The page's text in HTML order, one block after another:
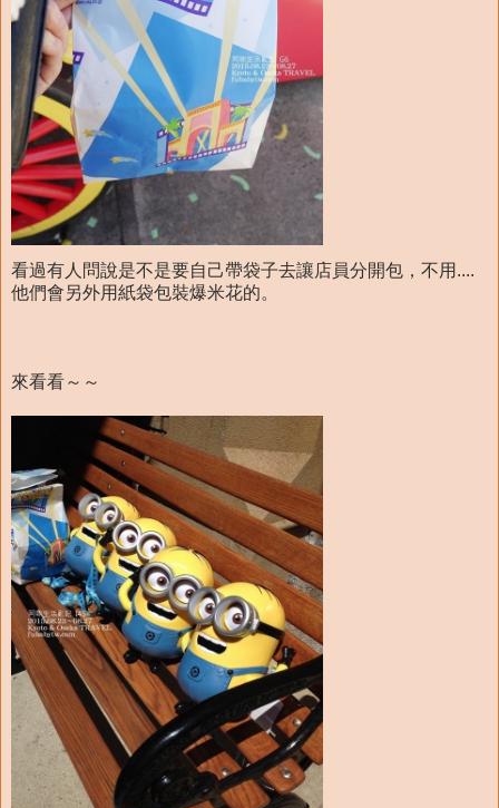
看過有人問說是不是要自己帶袋子去讓店員分開包，不用....
他們會另外用紙袋包裝爆米花的。
來看看～～